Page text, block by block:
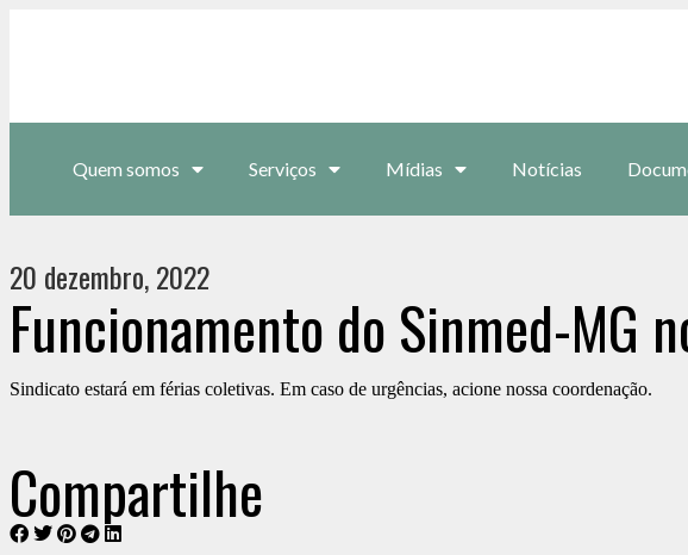
Quem somos Serviços Mídias Notícias
20 dezembro, 2022
Funcionamento do Sinmed-MG
Sindicato estará em férias coletivas. Em caso de urgências, acione nossa coordenação.
Compartilhe